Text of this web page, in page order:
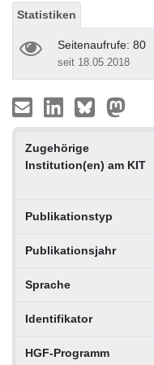
Statistiken
Seitenaufrufe: 80
seit 18.05.2018
Zugehörige
Institution(en) am KIT
Publikationstyp
Publikationsjahr
Sprache
Identifikator
HGF-Programm